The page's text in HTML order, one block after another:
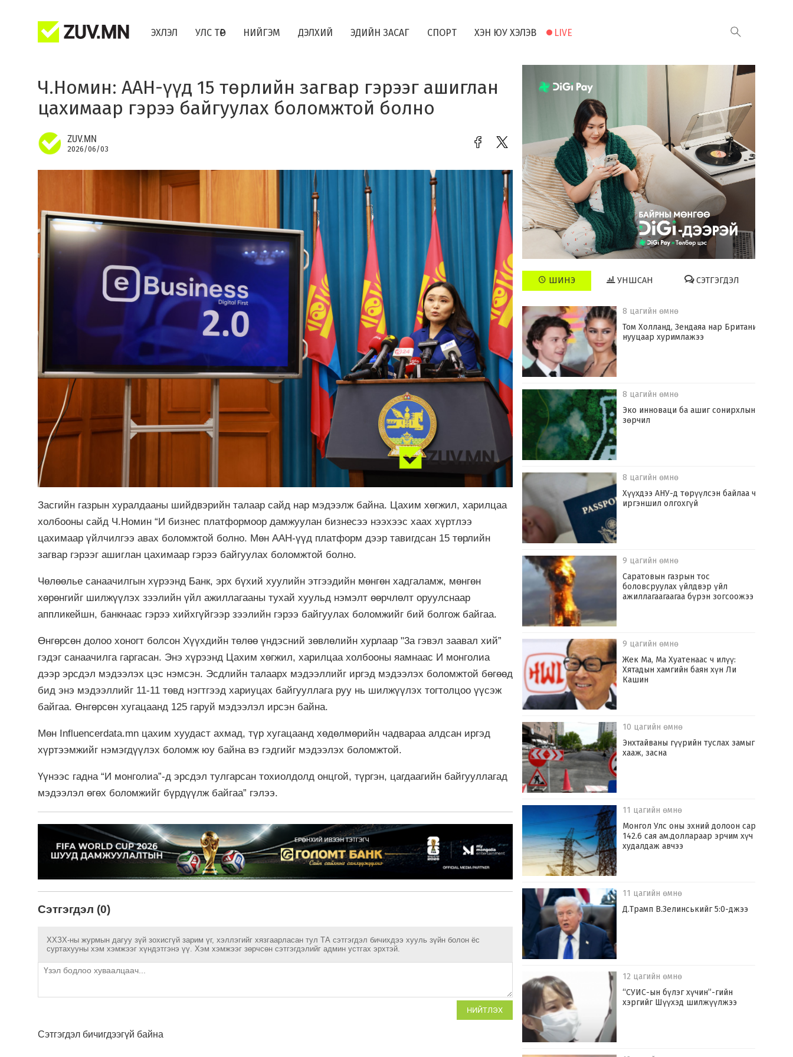
ЭХЛЭЛ УЛС ТӨР НИЙГЭМ ДЭЛХИЙ ЭДИЙН ЗАСАГ СПОРТ ХЭН ЮУ ХЭЛЭВ LIVE
Ч.Номин: ААН-үүд 15 төрлийн загвар гэрээг ашиглан
цахимаар гэрээ байгуулах боломжтой болно
ZUV.MN
2026/06/03
Засгийн газрын хуралдааны шийдвэрийн талаар сайд нар мэдээлж байна. Цахим хөгжил, харилцаа
холбооны сайд Ч.Номин “И бизнес платформоор дамжуулан бизнесээ нээхээс хаах хүртлээ
цахимаар үйлчилгээ авах боломжтой болно. Мөн ААН-үүд платформ дээр тавигдсан 15 төрлийн
загвар гэрээг ашиглан цахимаар гэрээ байгуулах боломжтой болно.
Чөлөөлье санаачилгын хүрээнд Банк, эрх бүхий хуулийн этгээдийн мөнгөн хадгаламж, мөнгөн
хөрөнгийг шилжүүлэх зээлийн үйл ажиллагааны тухай хуульд нэмэлт өөрчлөлт оруулснаар
аппликейшн, банкнаас гэрээ хийхгүйгээр зээлийн гэрээ байгуулах боломжийг бий болгож байгаа.
Өнгөрсөн долоо хоногт болсон Хүүхдийн төлөө үндэсний зөвлөлийн хурлаар "3а гэвэл заавал хий”
гэдэг санаачилга гаргасан. Энэ хүрээнд Цахим хөгжил, харилцаа холбооны яамнаас И монголиа
дээр эрсдэл мэдээлэх цэс нэмсэн. Эсдлийн талаарх мэдээллийг иргэд мэдээлэх боломжтой бөгөөд
бид энэ мэдээллийг 11-11 төвд нэгтгээд хариуцах байгууллага руу нь шилжүүлэх тогтолцоо үүсэж
байгаа. Өнгөрсөн хугацаанд 125 гаруй мэдээлэл ирсэн байна.
Мөн Influencerdata.mn цахим хуудаст ахмад, түр хугацаанд хөдөлмөрийн чадвараа алдсан иргэд
хүртээмжийг нэмэгдүүлэх боломж юу байна вэ гэдгийг мэдээлэх боломжтой.
Үүнээс гадна “И монголиа”-д эрсдэл тулгарсан тохиолдолд онцгой, түргэн, цагдаагийн байгууллагад
мэдээлэл өгөх боломжийг бүрдүүлж байгаа” гэлээ.
Сэтгэгдэл (0)
ХХЗХ-ны журмын дагуу зүй зохисгүй зарим үг, хэллэгийг хязгаарласан тул ТА сэтгэгдэл бичихдээ хууль зүйн болон ёс
суртахууны хэм хэмжээг хүндэтгэнэ үү. Хэм хэмжээг зөрчсөн сэтгэгдэлийг админ устгах эрхтэй.
НИЙТЛЭХ
Сэтгэгдэл бичигдээгүй байна
ШИНЭ УНШСАН СЭТГЭГДЭЛ
8 цагийн өмнө
Том Холланд, Зендаяа нар Британид
нууцаар хуримлажээ
8 цагийн өмнө
Эко инноваци ба ашиг сонирхлын
зөрчил
8 цагийн өмнө
Хүүхдээ АНУ-д төрүүлсэн байлаа ч
иргэншил олгохгүй
9 цагийн өмнө
Саратовын газрын тос
боловсруулах үйлдвэр үйл
ажиллагаагаагаа бүрэн зогсоожээ
9 цагийн өмнө
Жек Ма, Ма Хуатенаас ч илүү:
Хятадын хамгийн баян хүн Ли
Кашин
10 цагийн өмнө
Энхтайваны гүүрийн туслах замыг
хааж, засна
11 цагийн өмнө
Монгол Улс оны эхний долоон сард
142.6 сая ам.доллараар эрчим хүч
худалдаж авчээ
11 цагийн өмнө
Д.Трамп В.Зелинськийг 5:0-джээ
12 цагийн өмнө
“СУИС-ын бүлэг хүчин”-гийн
хэргийг Шүүхэд шилжүүлжээ